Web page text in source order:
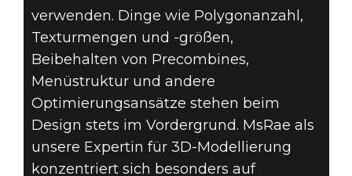
verwenden. Dinge wie Polygonanzahl,
Texturmengen und -größen,
Beibehalten von Precombines,
Menüstruktur und andere
Optimierungsansätze stehen beim
Design stets im Vordergrund. MsRae als
unsere Expertin für 3D-Modellierung
konzentriert sich besonders auf